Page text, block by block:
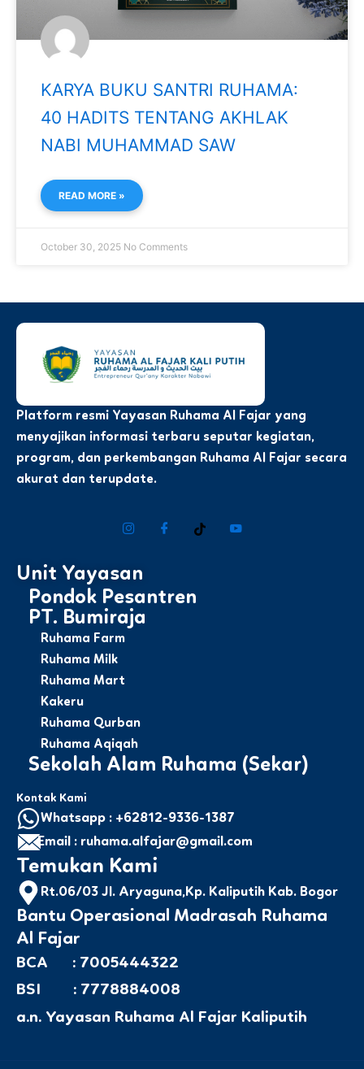
KARYA BUKU SANTRI RUHAMA:
40 HADITS TENTANG AKHLAK
NABI MUHAMMAD SAW
READ MORE »
October 30, 2025 No Comments
Platform resmi Yayasan Ruhama Al Fajar yang
menyajikan informasi terbaru seputar kegiatan,
program, dan perkembangan Ruhama Al Fajar secara
akurat dan terupdate.
Unit Yayasan
Pondok Pesantren
PT. Bumiraja
Ruhama Farm
Ruhama Milk
Ruhama Mart
Kakeru
Ruhama Qurban
Ruhama Aqiqah
Sekolah Alam Ruhama (Sekar)
Kontak Kami
Whatsapp : +62812-9336-1387
Email : ruhama.alfajar@gmail.com
Temukan Kami
Rt.06/03 Jl. Aryaguna,Kp. Kaliputih Kab. Bogor
Bantu Operasional Madrasah Ruhama
Al Fajar
BCA : 7005444322
BSI : 7778884008
a.n. Yayasan Ruhama Al Fajar Kaliputih